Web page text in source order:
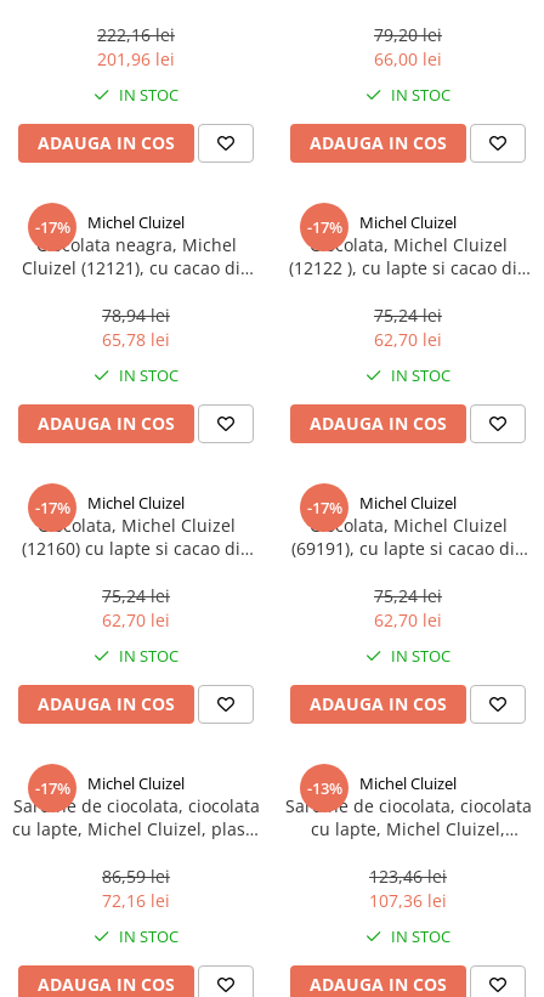
222,16 lei
201,96 lei
IN STOC
ADAUGA IN COS
75%, 70 g
79,20 lei
66,00 lei
IN STOC
ADAUGA IN COS
-17% Michel Cluizel
Ciocolata neagra, Michel
Cluizel (12121), cu cacao din
78,94 lei
65,78 lei
IN STOC
ADAUGA IN COS
-17% Michel Cluizel
Ciocolata, Michel Cluizel
(12122 ), cu lapte si cacao din
75,24 lei
62,70 lei
IN STOC
ADAUGA IN COS
-17% Michel Cluizel
Ciocolata, Michel Cluizel
(12160) cu lapte si cacao din
75,24 lei
62,70 lei
IN STOC
ADAUGA IN COS
-17% Michel Cluizel
Ciocolata, Michel Cluizel
(69191), cu lapte si cacao din
75,24 lei
62,70 lei
IN STOC
ADAUGA IN COS
-17% Michel Cluizel
Sardine de ciocolata, ciocolata
cu lapte, Michel Cluizel, plasa,
86,59 lei
72,16 lei
IN STOC
ADAUGA IN COS
-13% Michel Cluizel
Sardine de ciocolata, ciocolata
cu lapte, Michel Cluizel,
123,46 lei
107,36 lei
IN STOC
ADAUGA IN COS